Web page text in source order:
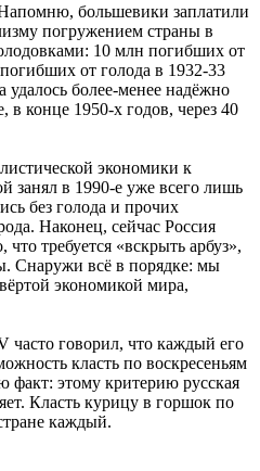
большевики заплатили
погружением страны в
10 млн погибших от
от голода в 1932-33
удалось более-менее надёжно
в конце 1950-х годов, через 40
экономики к
занял в 1990-е уже всего лишь
без голода и прочих
Наконец, сейчас Россия
требуется «вскрыть арбуз»,
Снаружи всё в порядке: мы
экономикой мира,
часто говорил, что каждый его
класть по воскресеньям
факт: этому критерию русская
Класть курицу в горшок по
каждый.